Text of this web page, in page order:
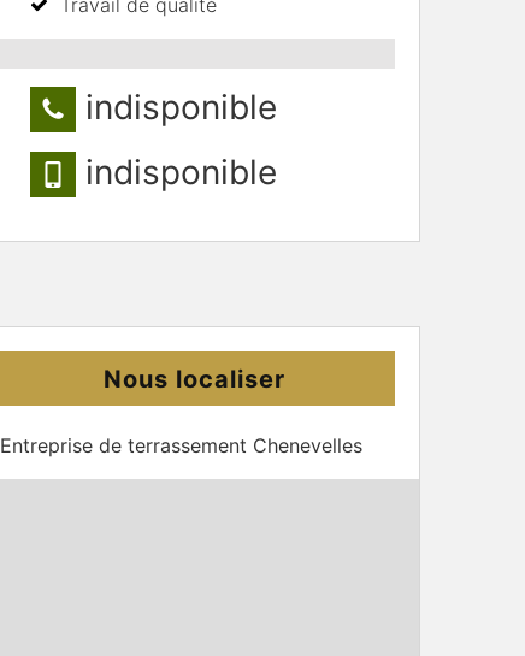
indisponible
indisponible
Nous localiser
Entreprise de terrassement Chenevelles